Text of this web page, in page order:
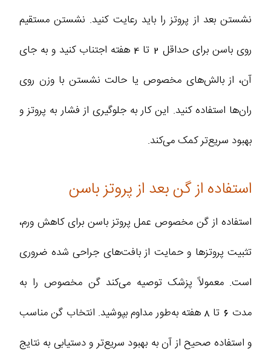
نشستن بعد از پروتز را باید رعایت کنید. نشستن مستقیم
روی باسن برای حداقل 2 تا 4 هفته اجتناب کنید و به جای
آن، از بالش‌های مخصوص یا حالت نشستن با وزن روی
ران‌ها استفاده کنید. این کار به جلوگیری از فشار به پروتز و
بهبود سریع‌تر کمک می‌کند.
استفاده از گن بعد از پروتز باسن
استفاده از گن مخصوص عمل پروتز باسن برای کاهش ورم،
تثبیت پروتزها و حمایت از بافت‌های جراحی شده ضروری
است. معمولاً پزشک توصیه می‌کند گن مخصوص را به
مدت 6 تا 8 هفته به‌طور مداوم بپوشید. انتخاب گن مناسب
و استفاده صحیح از آن به بهبود سریع‌تر و دستیابی به نتایج